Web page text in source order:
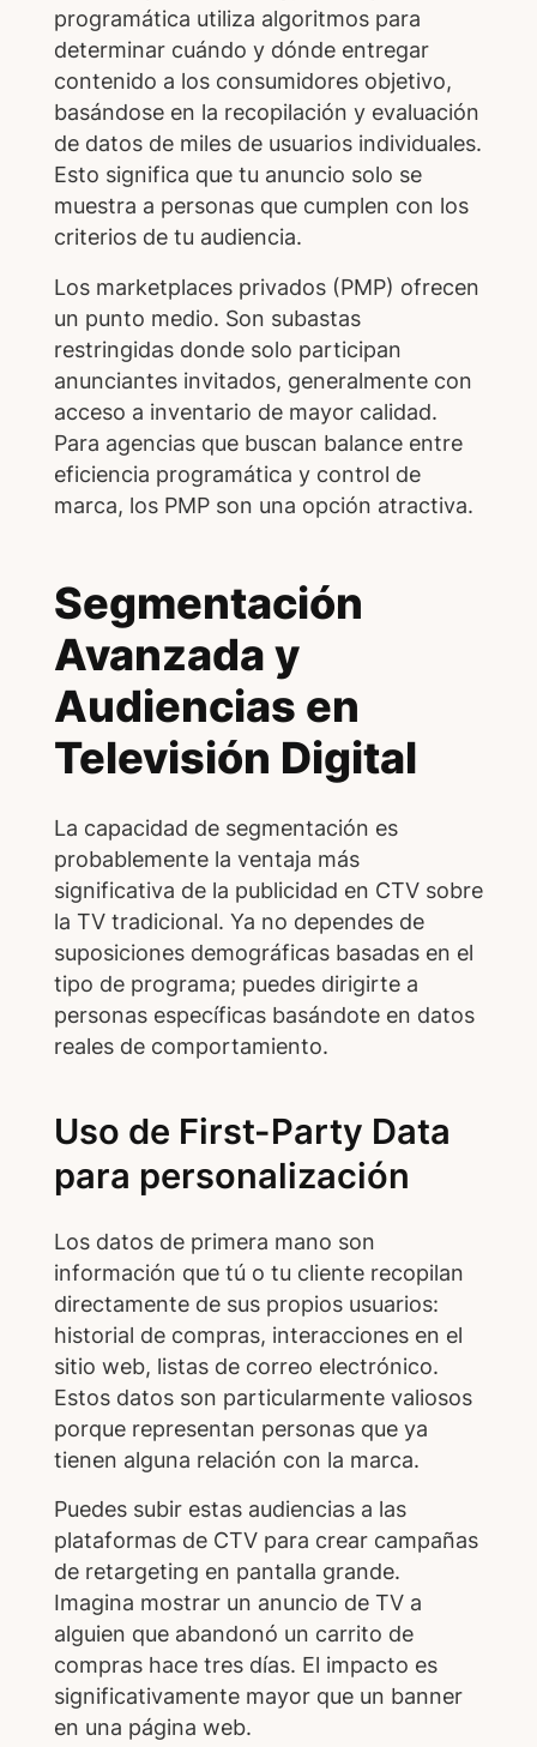
programática utiliza algoritmos para
determinar cuándo y dónde entregar
contenido a los consumidores objetivo,
basándose en la recopilación y evaluación
de datos de miles de usuarios individuales.
Esto significa que tu anuncio solo se
muestra a personas que cumplen con los
criterios de tu audiencia.
Los marketplaces privados (PMP) ofrecen
un punto medio. Son subastas
restringidas donde solo participan
anunciantes invitados, generalmente con
acceso a inventario de mayor calidad.
Para agencias que buscan balance entre
eficiencia programática y control de
marca, los PMP son una opción atractiva.
Segmentación
Avanzada y
Audiencias en
Televisión Digital
La capacidad de segmentación es
probablemente la ventaja más
significativa de la publicidad en CTV sobre
la TV tradicional. Ya no dependes de
suposiciones demográficas basadas en el
tipo de programa; puedes dirigirte a
personas específicas basándote en datos
reales de comportamiento.
Uso de First-Party Data
para personalización
Los datos de primera mano son
información que tú o tu cliente recopilan
directamente de sus propios usuarios:
historial de compras, interacciones en el
sitio web, listas de correo electrónico.
Estos datos son particularmente valiosos
porque representan personas que ya
tienen alguna relación con la marca.
Puedes subir estas audiencias a las
plataformas de CTV para crear campañas
de retargeting en pantalla grande.
Imagina mostrar un anuncio de TV a
alguien que abandonó un carrito de
compras hace tres días. El impacto es
significativamente mayor que un banner
en una página web.